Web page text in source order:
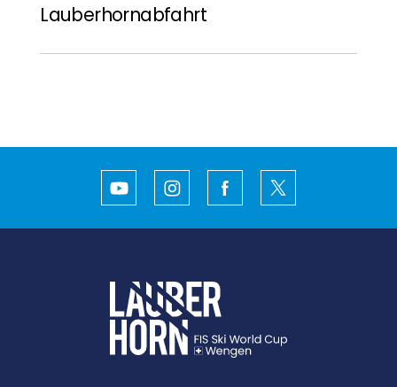
Lauberhornabfahrt
YoutubeInstagramFacebookTwitter